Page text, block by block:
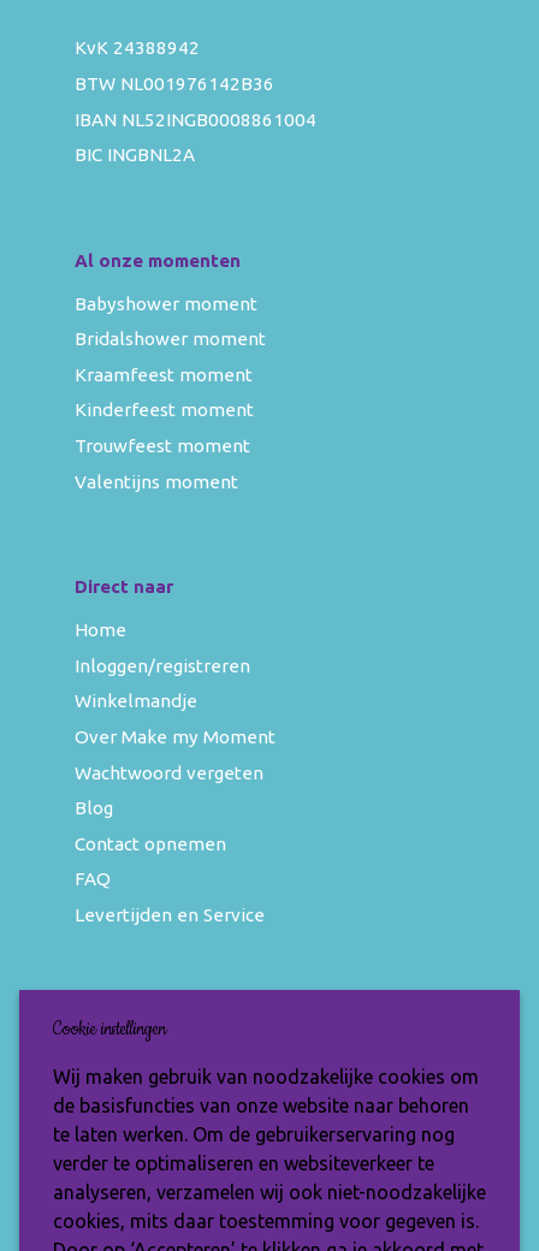
KvK 24388942
BTW NL001976142B36
IBAN NL52INGB0008861004
BIC INGBNL2A
Al onze momenten
Babyshower moment
Bridalshower moment
Kraamfeest moment
Kinderfeest moment
Trouwfeest moment
Valentijns moment
Direct naar
Home
Inloggen/registreren
Winkelmandje
Over Make my Moment
Wachtwoord vergeten
Blog
Contact opnemen
FAQ
Levertijden en Service
Nieuwsbrief
Wil jij op de hoogte blijven van de nieuwste
items en speciale aanbiedingen? Vul je e-
mailadres dan in en ontvang de Make My
Moment nieuwsbrief.
Cookie instellingen
Wij maken gebruik van noodzakelijke cookies om
de basisfuncties van onze website naar behoren
te laten werken. Om de gebruikerservaring nog
verder te optimaliseren en websiteverkeer te
analyseren, verzamelen wij ook niet-noodzakelijke
cookies, mits daar toestemming voor gegeven is.